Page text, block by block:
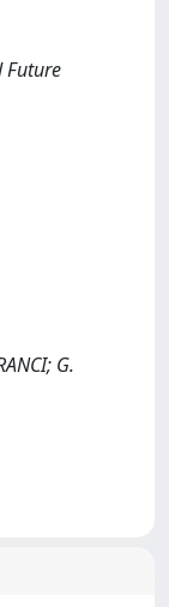
Future
G.